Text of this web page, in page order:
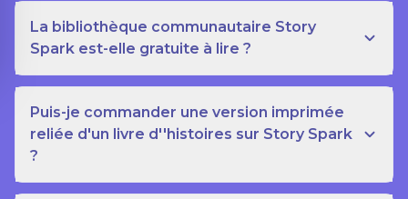
La bibliothèque communautaire Story
Spark est-elle gratuite à lire ?
Puis-je commander une version imprimée
reliée d'un livre d''histoires sur Story Spark
?